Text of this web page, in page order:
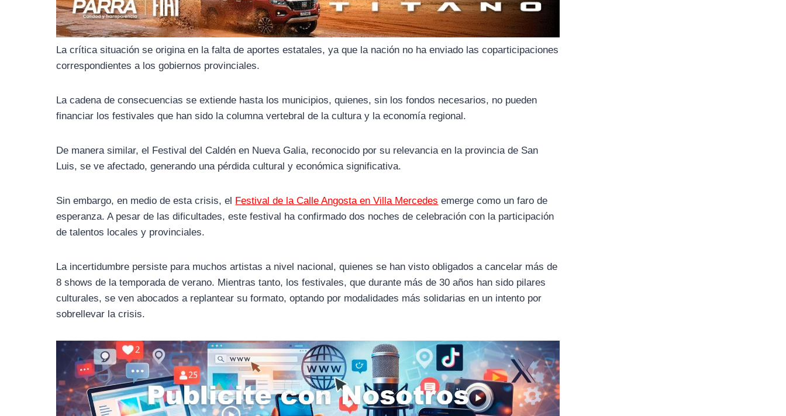
La crítica situación se origina en la falta de aportes estatales, ya que la nación no ha enviado las coparticipaciones
correspondientes a los gobiernos provinciales.
La cadena de consecuencias se extiende hasta los municipios, quienes, sin los fondos necesarios, no pueden
financiar los festivales que han sido la columna vertebral de la cultura y la economía regional.
De manera similar, el Festival del Caldén en Nueva Galia, reconocido por su relevancia en la provincia de San
Luis, se ve afectado, generando una pérdida cultural y económica significativa.
Sin embargo, en medio de esta crisis, el Festival de la Calle Angosta en Villa Mercedes emerge como un faro de
esperanza. A pesar de las dificultades, este festival ha confirmado dos noches de celebración con la participación
de talentos locales y provinciales.
La incertidumbre persiste para muchos artistas a nivel nacional, quienes se han visto obligados a cancelar más de
8 shows de la temporada de verano. Mientras tanto, los festivales, que durante más de 30 años han sido pilares
culturales, se ven abocados a replantear su formato, optando por modalidades más solidarias en un intento por
sobrellevar la crisis.